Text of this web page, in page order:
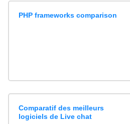
PHP frameworks comparison
Comparatif des meilleurs
logiciels de Live chat